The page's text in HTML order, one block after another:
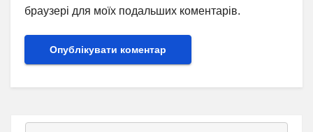
браузері для моїх подальших коментарів.